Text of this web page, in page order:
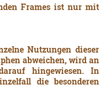
Frames ist nur mit
Nutzungen dieser
abweichen, wird an
hingewiesen. In
die besonderen